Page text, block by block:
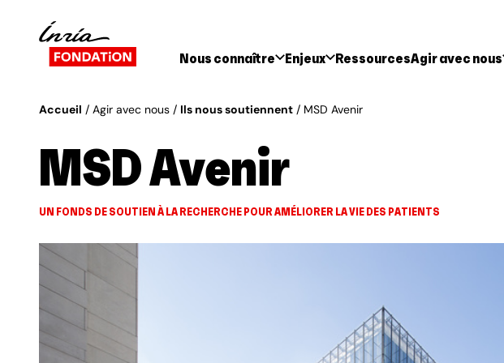
Nous connaître Enjeux RessourcesAgir avec nous
Accueil Agir avec nous Ils nous soutiennent MSD Avenir
MSD Avenir
UN FONDS DE SOUTIEN À LA RECHERCHE POUR AMÉLIORER LA VIE DES PATIENTS